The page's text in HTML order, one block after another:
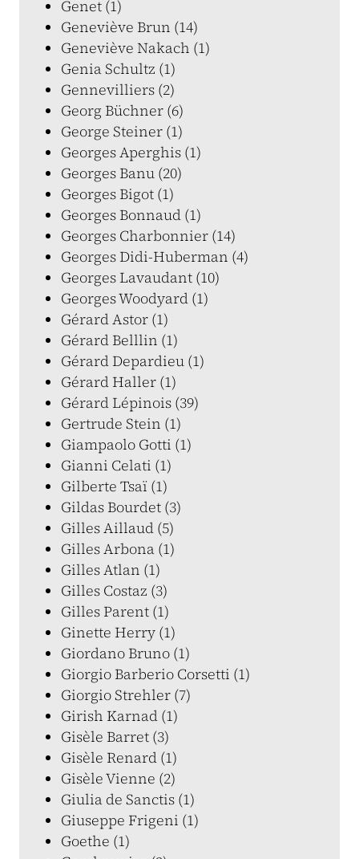
Genet (1)
Geneviève Brun (14)
Geneviève Nakach (1)
Genia Schultz (1)
Gennevilliers (2)
Georg Büchner (6)
George Steiner (1)
Georges Aperghis (1)
Georges Banu (20)
Georges Bigot (1)
Georges Bonnaud (1)
Georges Charbonnier (14)
Georges Didi-Huberman (4)
Georges Lavaudant (10)
Georges Woodyard (1)
Gérard Astor (1)
Gérard Belllin (1)
Gérard Depardieu (1)
Gérard Haller (1)
Gérard Lépinois (39)
Gertrude Stein (1)
Giampaolo Gotti (1)
Gianni Celati (1)
Gilberte Tsaï (1)
Gildas Bourdet (3)
Gilles Aillaud (5)
Gilles Arbona (1)
Gilles Atlan (1)
Gilles Costaz (3)
Gilles Parent (1)
Ginette Herry (1)
Giordano Bruno (1)
Giorgio Barberio Corsetti (1)
Giorgio Strehler (7)
Girish Karnad (1)
Gisèle Barret (3)
Gisèle Renard (1)
Gisèle Vienne (2)
Giulia de Sanctis (1)
Giuseppe Frigeni (1)
Goethe (1)